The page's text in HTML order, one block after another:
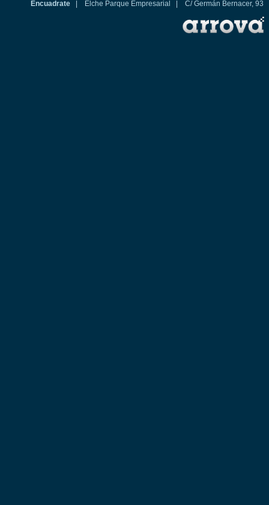
Encuadrate | Elche Parque Empresarial | C/ Germán Bernacer, 93